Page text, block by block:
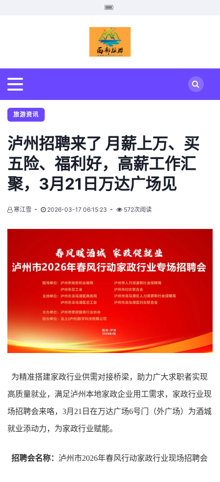
旅游资讯
泸州招聘来了 月薪上万、买
五险、福利好，高薪工作汇
聚，3月21日万达广场见
寒江雪 2026-03-17 06:15:23 572次阅读
为精准搭建家政行业供需对接桥梁，助力广大求职者实现
高质量就业，满足泸州本地家政企业用工需求，家政行业现
场招聘会来咯，3月21日在万达广场6号门（外广场）为酒城
就业添动力，为家政行业赋能。
招聘会名称： 泸州市2026年春风行动家政行业现场招聘会